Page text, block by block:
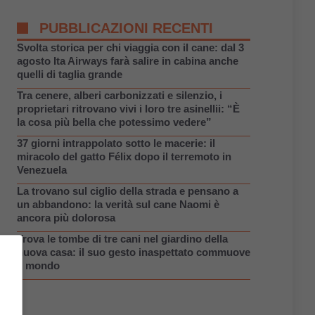
PUBBLICAZIONI RECENTI
Svolta storica per chi viaggia con il cane: dal 3
agosto Ita Airways farà salire in cabina anche
quelli di taglia grande
Tra cenere, alberi carbonizzati e silenzio, i
proprietari ritrovano vivi i loro tre asinellii: “È
la cosa più bella che potessimo vedere”
37 giorni intrappolato sotto le macerie: il
miracolo del gatto Félix dopo il terremoto in
Venezuela
La trovano sul ciglio della strada e pensano a
un abbandono: la verità sul cane Naomi è
ancora più dolorosa
Trova le tombe di tre cani nel giardino della
nuova casa: il suo gesto inaspettato commuove
il mondo